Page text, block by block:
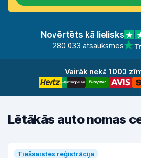
Novērtēts kā lielisks
280 033 atsauksmes
Vairāk nekā 1000
Lētākās auto nomas
Tiešsaistes reģistrācija